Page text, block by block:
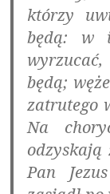
którzy
będą: w
będą;
zatrutego
Na
Pan